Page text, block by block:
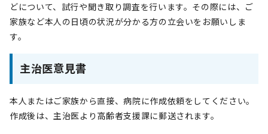
どについて、試行や聞き取り調査を行います。その際には、ご
家族など本人の日頃の状況が分かる方の立会いをお願いしま
す。
主治医意見書
本人またはご家族から直接、病院に作成依頼をしてください。
作成後は、主治医より高齢者支援課に郵送されます。